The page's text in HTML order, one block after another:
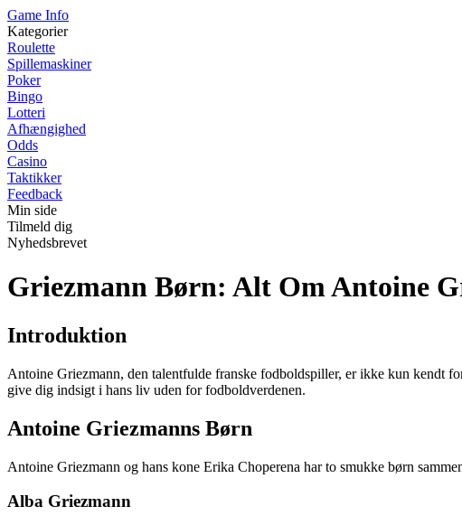
Game Info
Kategorier
Roulette
Spillemaskiner
Poker
Bingo
Lotteri
Afhængighed
Odds
Casino
Taktikker
Feedback
Min side
Tilmeld dig
Nyhedsbrevet
Griezmann Børn: Alt Om Antoine
Introduktion
Antoine Griezmann, den talentfulde franske fodboldspiller, er ikke kun kendt
give dig indsigt i hans liv uden for fodboldverdenen.
Antoine Griezmanns Børn
Antoine Griezmann og hans kone Erika Choperena har to smukke børn
Alba Griezmann